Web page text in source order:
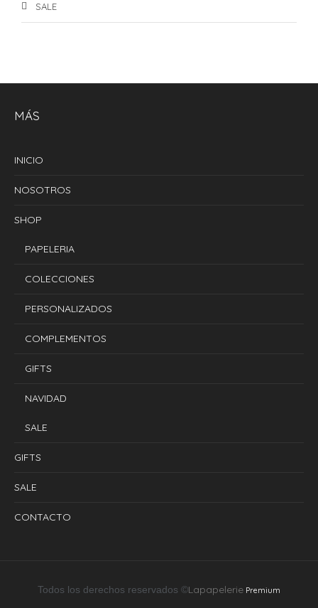
SALE
MÁS
INICIO
NOSOTROS
SHOP
PAPELERIA
COLECCIONES
PERSONALIZADOS
COMPLEMENTOS
GIFTS
NAVIDAD
SALE
GIFTS
SALE
CONTACTO
Todos los derechos reservados ©Lapapelerie Premium